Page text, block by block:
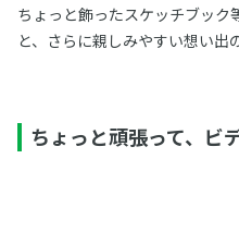
ちょっと飾ったスケッチブック
と、さらに親しみやすい想い出
ちょっと頑張って、ビ